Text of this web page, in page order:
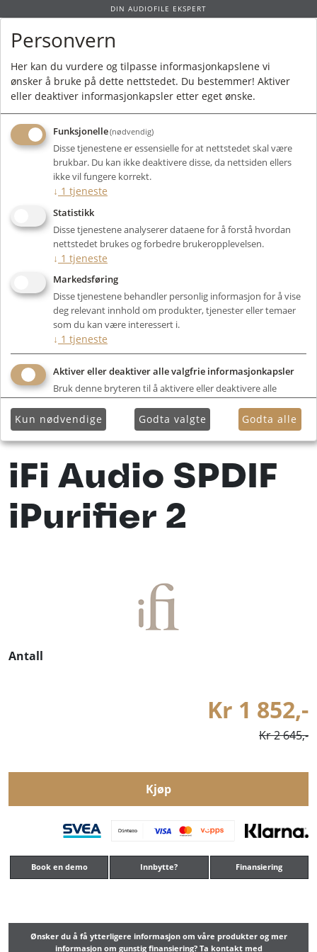
DIN AUDIOFILE EKSPERT
Forside / Produkter/ Elektronikk / Digital Kilde Tilbehør
/ iFi Audio SPDIF
iPurifier 2
iFi Audio SPDIF
iPurifier 2
Antall
Kr 1 852,-
Kr 2 645,-
Kjøp
Book en demo Innbytte? Finansiering
Ønsker du å få ytterligere informasjon om våre produkter og mer
informasjon om gunstig finansiering? Ta kontakt med
Personvern
Her kan du vurdere og tilpasse informasjonkapslene vi
ønsker å bruke på dette nettstedet. Du bestemmer! Aktiver
eller deaktiver informasjonkapsler etter eget ønske.
Funksjonelle(nødvendig)
Disse tjenestene er essensielle for at nettstedet skal være
brukbar. Du kan ikke deaktivere disse, da nettsiden ellers
ikke vil fungere korrekt.
↓ 1 tjeneste
Statistikk
Disse tjenestene analyserer dataene for å forstå hvordan
nettstedet brukes og forbedre brukeropplevelsen.
↓ 1 tjeneste
Markedsføring
Disse tjenestene behandler personlig informasjon for å vise
deg relevant innhold om produkter, tjenester eller temaer
som du kan være interessert i.
↓ 1 tjeneste
Aktiver eller deaktiver alle valgfrie informasjonkapsler
Bruk denne bryteren til å aktivere eller deaktivere alle
Kun nødvendige Godta valgte Godta alle